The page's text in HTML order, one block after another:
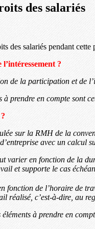
des salariés
des salariés pendant
?
de la participation et de
prendre en compte sont
sur la RMH de la
avec un calcul
varier en fonction de la
et supporte le cas
de l’horaire de
réalisé, c’est-à-dire, au
à prendre en